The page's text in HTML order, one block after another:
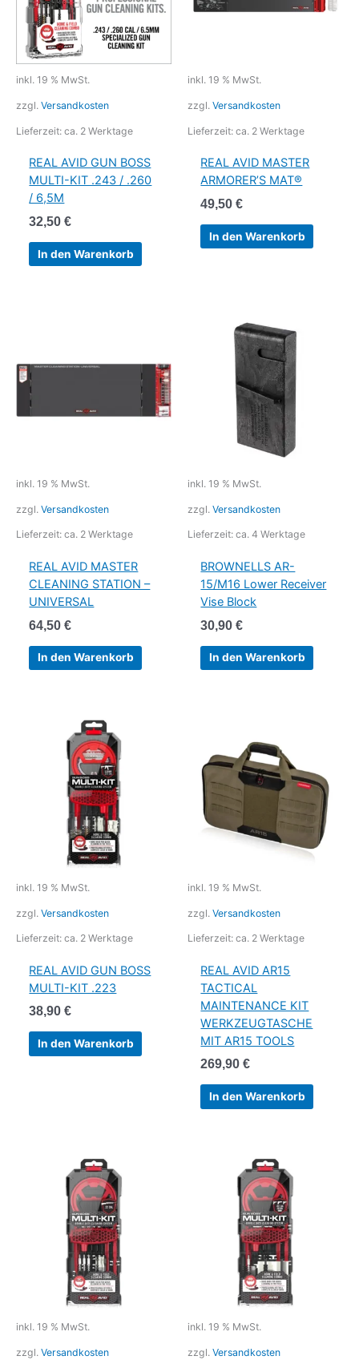
inkl. 19 % MwSt.
zzgl. Versandkosten
Lieferzeit: ca. 2 Werktage
REAL AVID GUN BOSS
MULTI-KIT .243 / .260
/ 6,5M
32,50€
In den Warenkorb
inkl. 19 % MwSt.
zzgl. Versandkosten
Lieferzeit: ca. 2 Werktage
REAL AVID MASTER
ARMORER’S MAT®
49,50€
In den Warenkorb
inkl. 19 % MwSt.
zzgl. Versandkosten
Lieferzeit: ca. 2 Werktage
REAL AVID MASTER
CLEANING STATION –
UNIVERSAL
64,50€
In den Warenkorb
inkl. 19 % MwSt.
zzgl. Versandkosten
Lieferzeit: ca. 4 Werktage
BROWNELLS AR-
15/M16 Lower Receiver
Vise Block
30,90€
In den Warenkorb
inkl. 19 % MwSt.
zzgl. Versandkosten
Lieferzeit: ca. 2 Werktage
REAL AVID GUN BOSS
MULTI-KIT .223
38,90€
In den Warenkorb
inkl. 19 % MwSt.
zzgl. Versandkosten
Lieferzeit: ca. 2 Werktage
REAL AVID AR15
TACTICAL
MAINTENANCE KIT
WERKZEUGTASCHE
MIT AR15 TOOLS
269,90€
In den Warenkorb
inkl. 19 % MwSt.
zzgl. Versandkosten
inkl. 19 % MwSt.
zzgl. Versandkosten